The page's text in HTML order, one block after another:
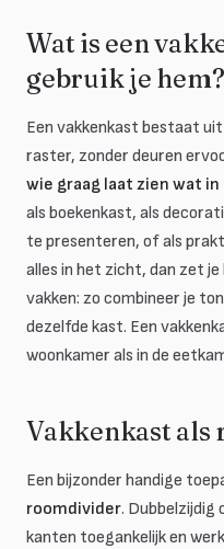
Wat is een
gebruik je hem?
Een vakkenkast bestaat
raster, zonder deuren
wie graag laat zien wat
als boekenkast, als
te presenteren, of als
alles in het zicht, dan zet je
vakken: zo combineer je
dezelfde kast. Een
woonkamer als in de
Vakkenkast
Een bijzonder handige
roomdivider. Dubbelzijdig
kanten toegankelijk en